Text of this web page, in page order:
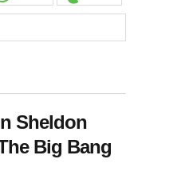
Sheldon
Big Bang